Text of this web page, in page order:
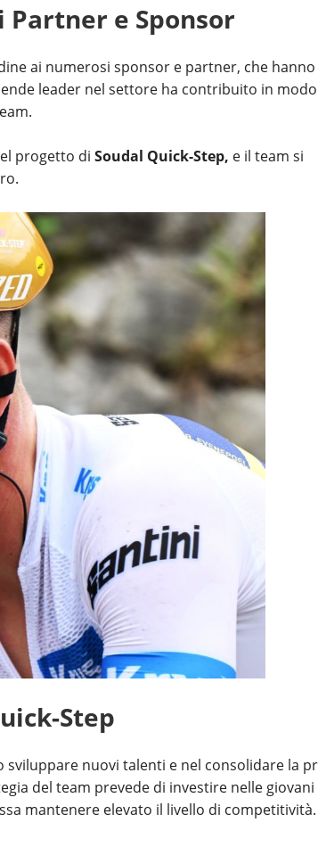
e Sponsor
ai numerosi sponsor e partner, che hanno
leader nel settore ha contribuito in modo
progetto di Soudal Quick-Step, e il team si
Step
sviluppare nuovi talenti e nel consolidare la
del team prevede di investire nelle giovani
mantenere elevato il livello di competitività.